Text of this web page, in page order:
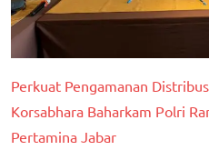
Perkuat Pengamanan
Korsabhara Baharkam Polri
Pertamina Jabar